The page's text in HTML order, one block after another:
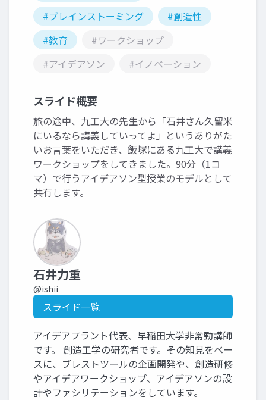
#ブレインストーミング
#創造性
#教育
#ワークショップ
#アイデアソン
#イノベーション
スライド概要
旅の途中、九工大の先生から「石井さん久留米
にいるなら講義していってよ」というありがた
いお言葉をいただき、飯塚にある九工大で講義
ワークショップをしてきました。90分（1コ
マ）で行うアイデアソン型授業のモデルとして
共有します。
石井力重
@ishii
スライド一覧
アイデアプラント代表、早稲田大学非常勤講師
です。 創造工学の研究者です。その知見をベー
スに、ブレストツールの企画開発や、創造研修
やアイデアワークショップ、アイデアソンの設
計やファシリテーションをしています。